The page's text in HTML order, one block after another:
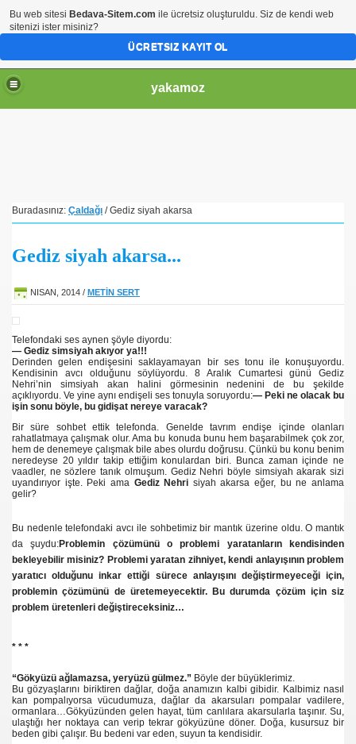
yakamoz
Buradasınız: Çaldağı / Gediz siyah akarsa
Gediz siyah akarsa...
NISAN, 2014 / METİN SERT
Telefondaki ses aynen şöyle diyordu:
— Gediz simsiyah akıyor ya!!!
Derinden gelen endişesini saklayamayan bir ses tonu ile konuşuyordu.
Kendisinin avcı olduğunu söylüyordu. 8 Aralık Cumartesi günü Gediz
Nehri’nin simsiyah akan halini görmesinin nedenini de bu şekilde
açıklıyordu. Ve yine aynı endişeli ses tonuyla soruyordu:— Peki ne olacak bu
işin sonu böyle, bu gidişat nereye varacak?
Bir süre sohbet ettik telefonda. Genelde tavrım endişe içinde olanları
rahatlatmaya çalışmak olur. Ama bu konuda bunu hem başarabilmek çok zor,
hem de denemeye çalışmak bile abes olurdu doğrusu. Çünkü bu konu benim
neredeyse 20 yıldır takip ettiğim konulardan biri. Bunca zaman içinde ne
vaadler, ne sözlere tanık olmuşum. Gediz Nehri böyle simsiyah akarak sizi
uyandırıyor işte. Peki ama Gediz Nehri siyah akarsa eğer, bu ne anlama
gelir?
Bu nedenle telefondaki avcı ile sohbetimiz bir mantık üzerine oldu. O mantık
da şuydu:Problemin çözümünü o problemi yaratanların kendisinden
bekleyebilir misiniz? Problemi yaratan zihniyet, kendi anlayışının problem
yaratıcı olduğunu inkar ettiği sürece anlayışını değiştirmeyeceği için,
problemin çözümünü de üretemeyecektir. Bu durumda çözüm için siz
problem üretenleri değiştireceksiniz…
* * *
“Gökyüzü ağlamazsa, yeryüzü gülmez.” Böyle der büyüklerimiz.
Bu gözyaşlarını biriktiren dağlar, doğa anamızın kalbi gibidir. Kalbimiz nasıl
kan pompalıyorsa vücudumuza, dağlar da akarsuları pompalar vadilere,
ormanlara…Gökyüzünden gelen hayat, tüm canlılara akarsularla taşınır. Su,
ulaştığı her noktaya can verip tekrar gökyüzüne döner. Doğa, kusursuz bir
beden gibi çalışır. Bu bedeni var eden, suyun ta kendisidir.
Bu web sitesi Bedava-Sitem.com ile ücretsiz oluşturuldu. Siz de kendi web
sitenizi ister misiniz?
ÜCRETSIZ KAYIT OL